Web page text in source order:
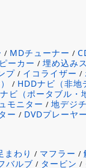
/ MDチューナー /
ーカー /埋め込み
プ / イコライザー /
/ HDDナビ（非地
ビ（ポータブル・
モニター /地デジ
ー / DVDプレーヤ
まわり / マフラー /
バルブ / タービン /